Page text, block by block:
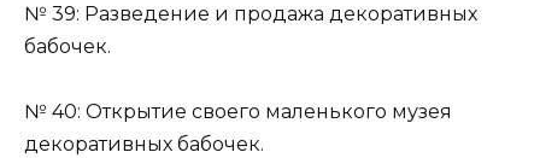
№ 39: Разведение и продажа декоративных
бабочек.
№ 40: Открытие своего маленького музея
декоративных бабочек.